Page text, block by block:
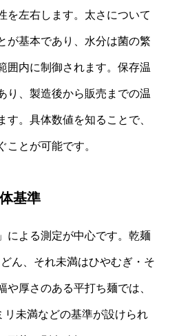
を左右します。太さについて
が基本であり、水分は菌の繁
囲内に制御されます。保存温
り、製造後から販売までの温
す。具体数値を知ることで、
ことが可能です。
基準
による測定が中心です。乾麺
ん、それ未満はひやむぎ・そ
や厚さのある平打ち麺では、
リ未満などの基準が設けられ